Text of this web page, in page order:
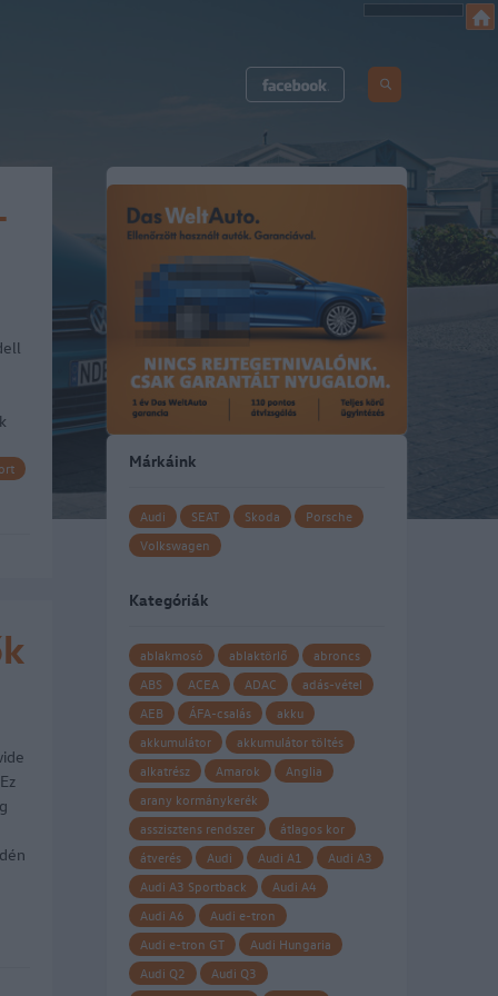
Márkáink
Audi SEAT Skoda
Porsche
Volkswagen
Kategóriák
ablakmosó ablaktörlő
abroncs
ABS
ACEA ADAC
adás-vétel
AEB
ÁFA-csalás
akku
akkumulátor
akkumulátor töltés
alkatrész
Amarok
Anglia
arany kormánykerék
asszisztens rendszer
átlagos kor
átverés
Audi Audi A1
Audi A3
Audi A3 Sportback
Audi A4
Audi A6
Audi e-tron
Audi e-tron GT
Audi Hungaria
Audi Q2
Audi Q3